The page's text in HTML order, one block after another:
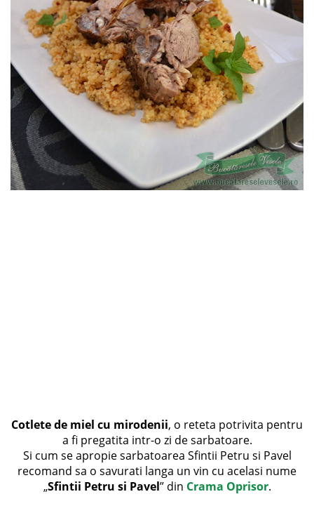
Cotlete de miel cu mirodenii, o reteta potrivita pentru
a fi pregatita intr-o zi de sarbatoare.
Si cum se apropie sarbatoarea Sfintii Petru si Pavel
recomand sa o savurati langa un vin cu acelasi nume
„Sfintii Petru si Pavel” din Crama Oprisor.